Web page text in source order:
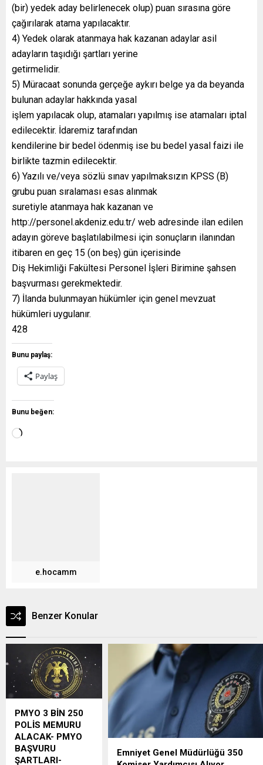
(bir) yedek aday belirlenecek olup) puan sırasına göre
çağırılarak atama yapılacaktır.
4) Yedek olarak atanmaya hak kazanan adaylar asil
adayların taşıdığı şartları yerine
getirmelidir.
5) Müracaat sonunda gerçeğe aykırı belge ya da beyanda
bulunan adaylar hakkında yasal
işlem yapılacak olup, atamaları yapılmış ise atamaları iptal
edilecektir. İdaremiz tarafından
kendilerine bir bedel ödenmiş ise bu bedel yasal faizi ile
birlikte tazmin edilecektir.
6) Yazılı ve/veya sözlü sınav yapılmaksızın KPSS (B)
grubu puan sıralaması esas alınmak
suretiyle atanmaya hak kazanan ve
http://personel.akdeniz.edu.tr/ web adresinde ilan edilen
adayın göreve başlatılabilmesi için sonuçların ilanından
itibaren en geç 15 (on beş) gün içerisinde
Diş Hekimliği Fakültesi Personel İşleri Birimine şahsen
başvurması gerekmektedir.
7) İlanda bulunmayan hükümler için genel mevzuat
hükümleri uygulanır.
428
Bunu paylaş:
Paylaş
Bunu beğen:
e.hocamm
Benzer Konular
PMYO 3 BİN 250
POLİS MEMURU
ALACAK- PMYO
BAŞVURU
ŞARTLARI-
Emniyet Genel Müdürlüğü 350